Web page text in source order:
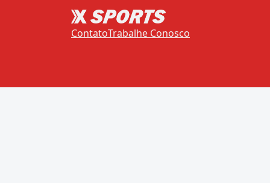
ContatoTrabalhe Conosco